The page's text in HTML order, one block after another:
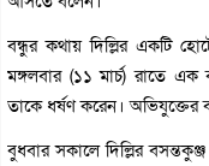
বন্ধুর কথায় দিল্লির একটি
মঙ্গলবার (১১ মার্চ) রাতে
তাকে ধর্ষণ করেন। অভিযুক্তের
বুধবার সকালে দিল্লির